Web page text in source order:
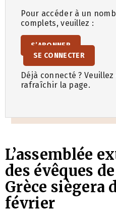
Pour accéder à un
complets, veuillez :
S’ABONNER
SE CONNECTER
Déjà connecté ? Veuillez
rafraîchir la page.
L’assemblée
des évêques
Grèce siègera
février